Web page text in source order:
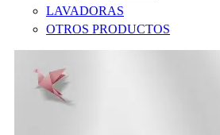
LAVADORAS
OTROS PRODUCTOS